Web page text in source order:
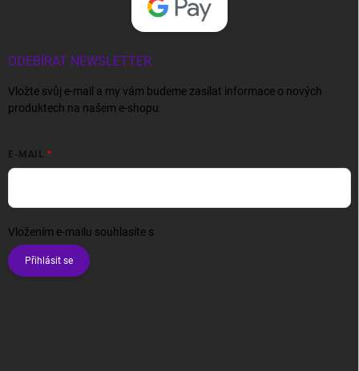
ODEBÍRAT NEWSLETTER
Vložte svůj e-mail a my vám budeme zasílat informace o nových
produktech na našem e-shopu.
E-MAIL
Vložením e-mailu souhlasíte s
Přihlásit se